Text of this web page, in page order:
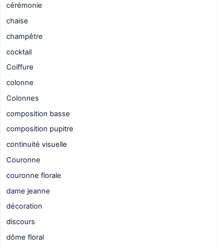
cérémonie
chaise
champêtre
cocktail
Coiffure
colonne
Colonnes
composition basse
composition pupitre
continuité visuelle
Couronne
couronne florale
dame jeanne
décoration
discours
dôme floral